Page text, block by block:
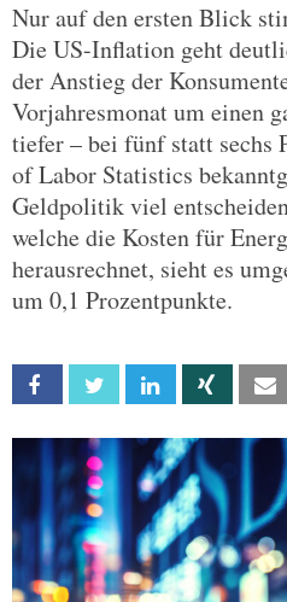
Nur auf den ersten Blick
Die US-Inflation geht
der Anstieg der
Vorjahresmonat um einen
tiefer – bei fünf statt sechs
of Labor Statistics
Geldpolitik viel
welche die Kosten für
herausrechnet, sieht es
um 0,1 Prozentpunkte.
Facebook Twitter Linkedin Xing